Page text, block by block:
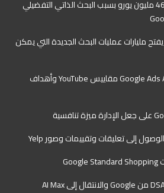
تم تغريم Google مبلغ 460 مليون يورو بسبب البحث الذاتي التفضيلي
تقول Google إن AI Max يفتح مليارات عمليات البحث الجديدة التي يمكن
يضيف الإصدار 25 من Google Ads API مقاييس YouTube وأهداف